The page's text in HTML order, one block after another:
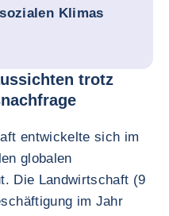
Klimas
trotz
entwickelte sich im
globalen
Die Landwirtschaft (9
im Jahr